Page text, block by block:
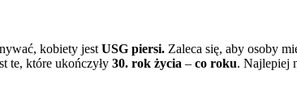
kobiety jest USG piersi. Zaleca się, aby osoby
te, które ukończyły 30. rok życia – co roku. Najlepiej